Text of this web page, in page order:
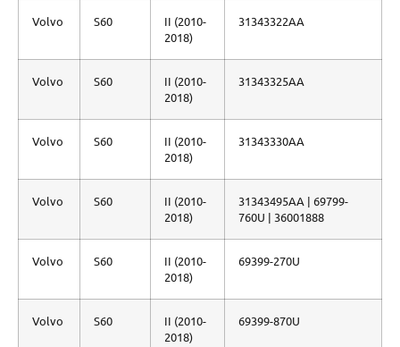
Volvo S60
II (2010-
2018)
31343322AA
Volvo S60
II (2010-
2018)
31343325AA
Volvo S60
II (2010-
2018)
31343330AA
Volvo S60
II (2010-
2018)
31343495AA | 69799-
760U | 36001888
Volvo S60
II (2010-
2018)
69399-270U
Volvo S60
II (2010-
2018)
69399-870U